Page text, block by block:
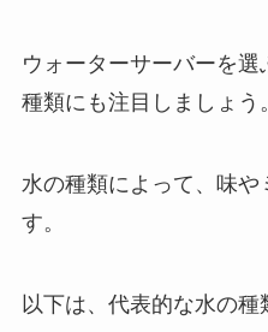
ウォーターサーバーを
種類にも注目しましょう。
水の種類によって、味や
す。
以下は、代表的な水の種